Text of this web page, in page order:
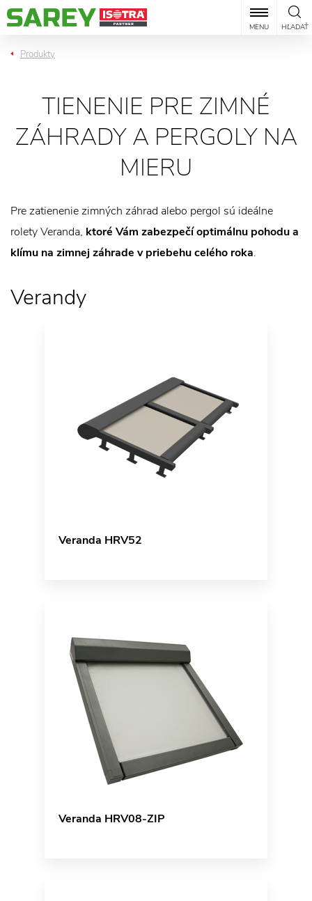
HĽADAŤ
MENU
Produkty
TIENENIE PRE ZIMNÉ
ZÁHRADY A PERGOLY NA
MIERU
Pre zatienenie zimných záhrad alebo pergol sú ideálne
rolety Veranda, ktoré Vám zabezpečí optimálnu pohodu a
klímu na zimnej záhrade v priebehu celého roka.
Verandy
Veranda HRV52
Veranda HRV08-ZIP